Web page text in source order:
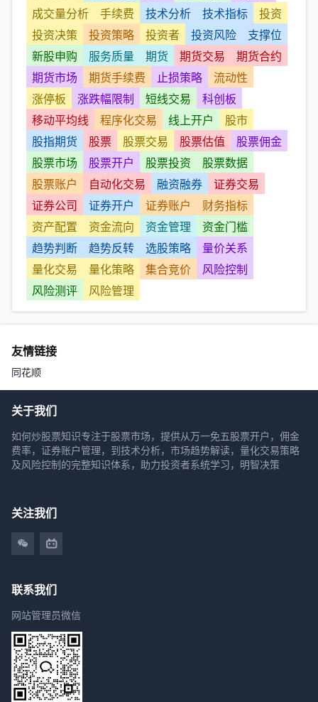
成交量分析
手续费 技术分析 技术指标
投资
投资决策
投资策略 投资者 投资风险
支撑位
新股申购
服务质量 期货 期货交易
期货合约
期货市场
期货手续费 止损策略
流动性
涨停板
涨跌幅限制 短线交易
科创板
移动平均线
程序化交易 线上开户
股市
股指期货
股票 股票交易 股票估值
股票佣金
股票市场
股票开户 股票投资
股票数据
股票账户
自动化交易 融资融券
证券交易
证券公司
证券开户 证券账户
财务指标
资产配置
资金流向 资金管理
资金门槛
趋势判断
趋势反转 选股策略
量价关系
量化交易
量化策略 集合竞价
风险控制
风险测评
风险管理
友情链接
同花顺
关于我们
如何炒股票知识专注于股票市场，提供从万一免五股票开户，佣金
费率，证券账户管理，到技术分析，市场趋势解读，量化交易策略
及风险控制的完整知识体系，助力投资者系统学习，明智决策
关注我们
联系我们
网站管理员微信